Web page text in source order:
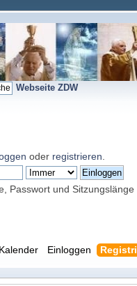
Webseite ZDW
oder registrieren
Passwort und Sitzungslänge
Kalender Einloggen